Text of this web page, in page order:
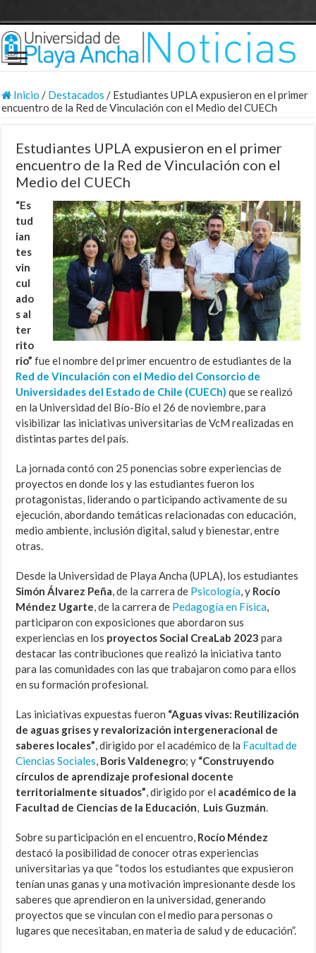
Inicio / Destacados / Estudiantes UPLA expusieron en el primer
encuentro de la Red de Vinculación con el Medio del CUECh
Estudiantes UPLA expusieron en el primer
encuentro de la Red de Vinculación con el
Medio del CUECh
“Es
tud
ian
tes
vin
cul
ado
s al
ter
rito
rio” fue el nombre del primer encuentro de estudiantes de la
Red de Vinculación con el Medio del Consorcio de
Universidades del Estado de Chile (CUECh) que se realizó
en la Universidad del Bío-Bío el 26 de noviembre, para
visibilizar las iniciativas universitarias de VcM realizadas en
distintas partes del país.
La jornada contó con 25 ponencias sobre experiencias de
proyectos en donde los y las estudiantes fueron los
protagonistas, liderando o participando activamente de su
ejecución, abordando temáticas relacionadas con educación,
medio ambiente, inclusión digital, salud y bienestar, entre
otras.
Desde la Universidad de Playa Ancha (UPLA), los estudiantes
Simón Álvarez Peña, de la carrera de Psicología, y Rocío
Méndez Ugarte, de la carrera de Pedagogía en Física,
participaron con exposiciones que abordaron sus
experiencias en los proyectos Social CreaLab 2023 para
destacar las contribuciones que realizó la iniciativa tanto
para las comunidades con las que trabajaron como para ellos
en su formación profesional.
Las iniciativas expuestas fueron “Aguas vivas: Reutilización
de aguas grises y revalorización intergeneracional de
saberes locales”, dirigido por el académico de la Facultad de
Ciencias Sociales, Boris Valdenegro; y “Construyendo
círculos de aprendizaje profesional docente
territorialmente situados”, dirigido por el académico de la
Facultad de Ciencias de la Educación, Luis Guzmán.
Sobre su participación en el encuentro, Rocío Méndez
destacó la posibilidad de conocer otras experiencias
universitarias ya que “todos los estudiantes que expusieron
tenían unas ganas y una motivación impresionante desde los
saberes que aprendieron en la universidad, generando
proyectos que se vinculan con el medio para personas o
lugares que necesitaban, en materia de salud y de educación”.